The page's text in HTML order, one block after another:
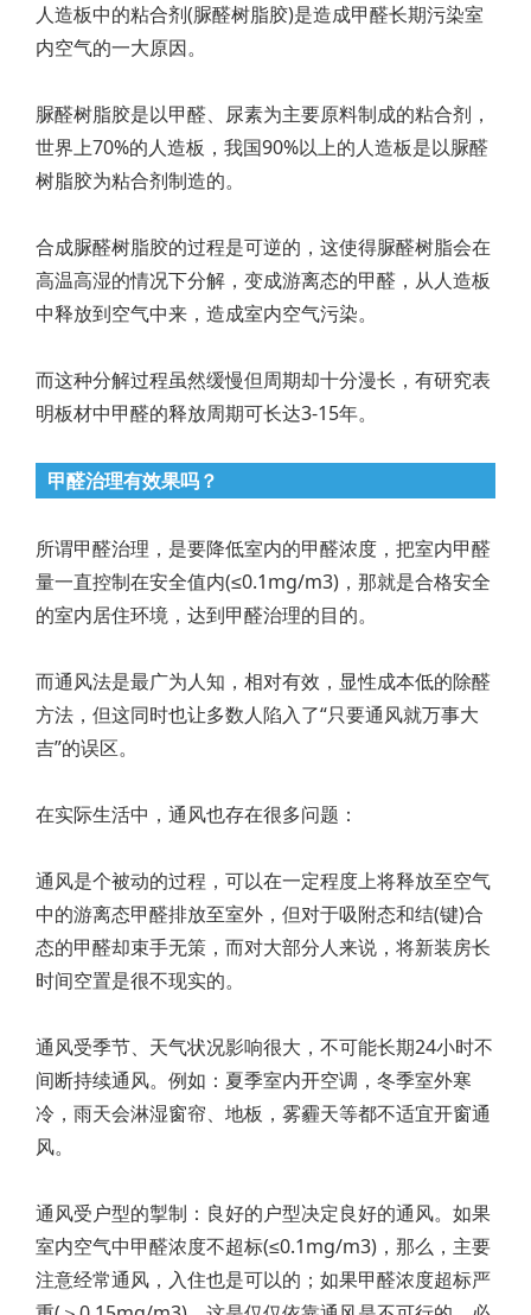
人造板中的粘合剂(脲醛树脂胶)是造成甲醛长期污染室
内空气的一大原因。
脲醛树脂胶是以甲醛、尿素为主要原料制成的粘合剂，
世界上70%的人造板，我国90%以上的人造板是以脲醛
树脂胶为粘合剂制造的。
合成脲醛树脂胶的过程是可逆的，这使得脲醛树脂会在
高温高湿的情况下分解，变成游离态的甲醛，从人造板
中释放到空气中来，造成室内空气污染。
而这种分解过程虽然缓慢但周期却十分漫长，有研究表
明板材中甲醛的释放周期可长达3-15年。
甲醛治理有效果吗？
所谓甲醛治理，是要降低室内的甲醛浓度，把室内甲醛
量一直控制在安全值内(≤0.1mg/m3)，那就是合格安全
的室内居住环境，达到甲醛治理的目的。
而通风法是最广为人知，相对有效，显性成本低的除醛
方法，但这同时也让多数人陷入了“只要通风就万事大
吉”的误区。
在实际生活中，通风也存在很多问题：
通风是个被动的过程，可以在一定程度上将释放至空气
中的游离态甲醛排放至室外，但对于吸附态和结(键)合
态的甲醛却束手无策，而对大部分人来说，将新装房长
时间空置是很不现实的。
通风受季节、天气状况影响很大，不可能长期24小时不
间断持续通风。例如：夏季室内开空调，冬季室外寒
冷，雨天会淋湿窗帘、地板，雾霾天等都不适宜开窗通
风。
通风受户型的掣制：良好的户型决定良好的通风。如果
室内空气中甲醛浓度不超标(≤0.1mg/m3)，那么，主要
注意经常通风，入住也是可以的；如果甲醛浓度超标严